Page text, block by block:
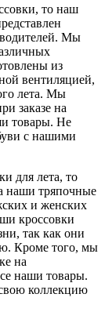
то наш
Мы
из
вентиляцией,
лета. Мы
заказе на
товары. Не
с нашими
для лета, то
наши тряпочные
и женских
кроссовки
так как они
Кроме того, мы
на
наши товары.
коллекцию